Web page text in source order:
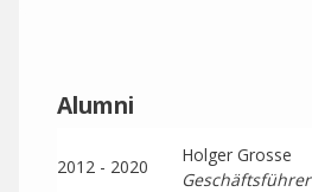
Alumni
2012 - 2020
Holger Grosse
Geschäftsführer